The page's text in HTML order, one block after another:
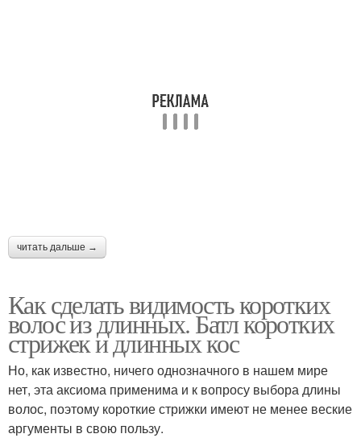
читать дальше →
Как сделать видимость коротких
волос из длинных. Батл коротких
стрижек и длинных кос
Но, как известно, ничего однозначного в нашем мире
нет, эта аксиома применима и к вопросу выбора длины
волос, поэтому короткие стрижки имеют не менее веские
аргументы в свою пользу.